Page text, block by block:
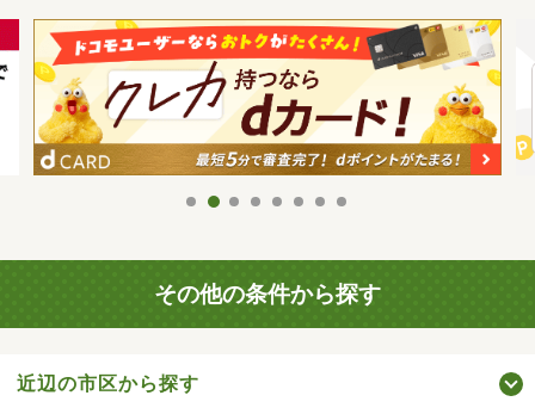
その他の条件から探す
近辺の市区から探す